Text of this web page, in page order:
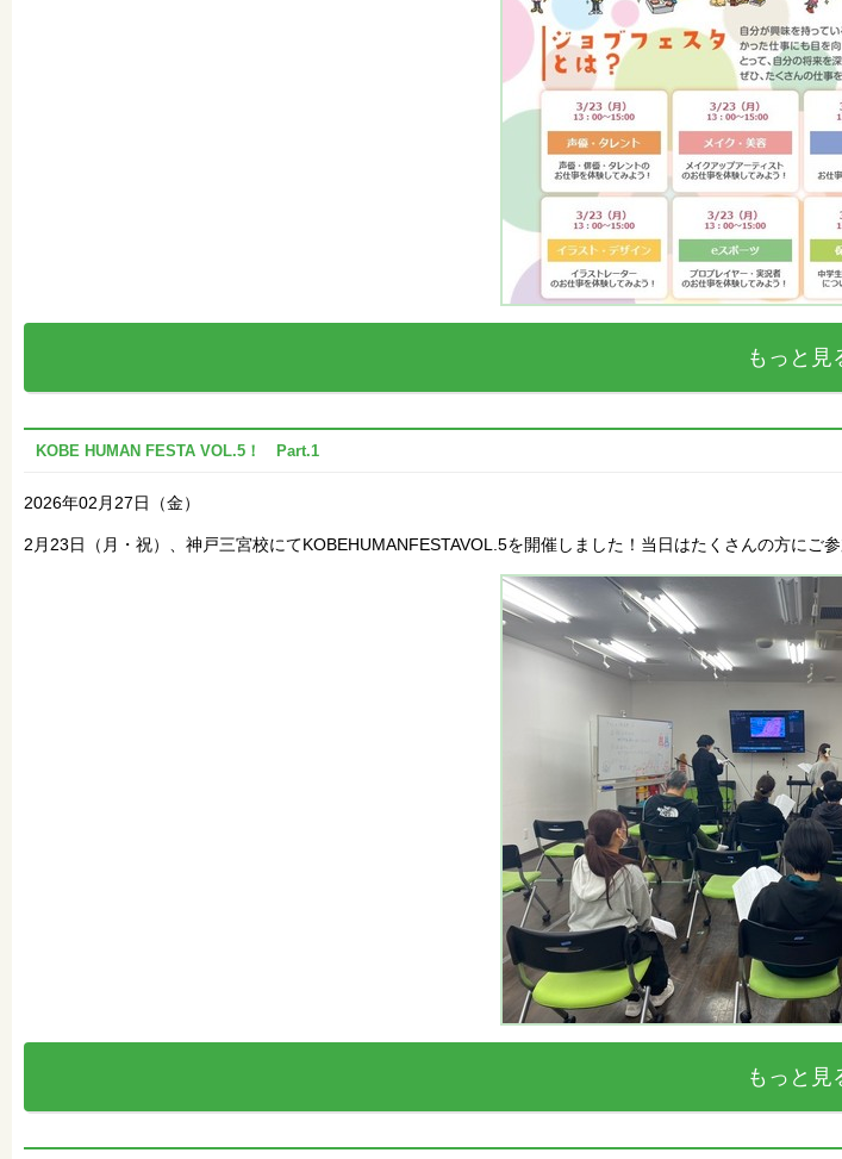
もっと見
KOBE HUMAN FESTA VOL.5！ Part.1
2026年02月27日（金）
2月23日（月・祝）、神戸三宮校にてKOBEHUMANFESTAVOL.5を開催しました！当日はたくさんの方に
もっと見